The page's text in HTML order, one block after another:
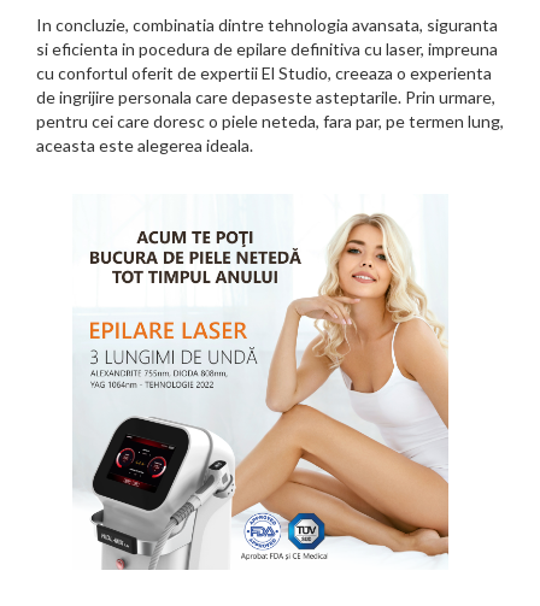
In concluzie, combinatia dintre tehnologia avansata, siguranta
si eficienta in pocedura de epilare definitiva cu laser, impreuna
cu confortul oferit de expertii El Studio, creeaza o experienta
de ingrijire personala care depaseste asteptarile. Prin urmare,
pentru cei care doresc o piele neteda, fara par, pe termen lung,
aceasta este alegerea ideala.